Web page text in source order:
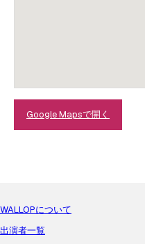
Google Mapsで開く
WALLOPについて
出演者一覧